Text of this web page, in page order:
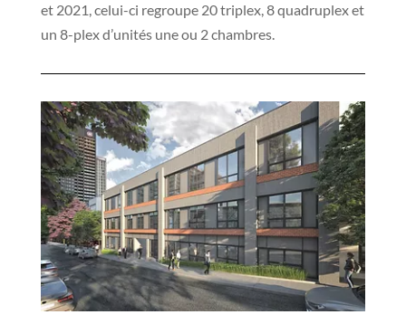
et 2021, celui-ci regroupe 20 triplex, 8 quadruplex et
un 8-plex d’unités une ou 2 chambres.